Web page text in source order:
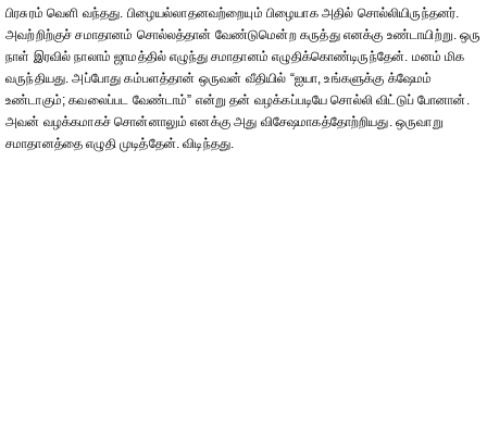
பிரசுரம் வெளி வந்தது. பிழையல்லாதனவற்றையும் பிழையாக அதில் சொல்லியிருந்தனர்.
அவற்றிற்குச் சமாதானம் சொல்லத்தான் வேண்டுமென்ற கருத்து எனக்கு உண்டாயிற்று. ஒரு
நாள் இரவில் நாலாம் ஜாமத்தில் எழுந்து சமாதானம் எழுதிக்கொண்டிருந்தேன். மனம் மிக
வருந்தியது. அப்போது கம்பளத்தான் ஒருவன் வீதியில் “ஐயா, உங்களுக்கு க்ஷேமம்
உண்டாகும்; கவலைப்பட வேண்டாம்” என்று தன் வழக்கப்படியே சொல்லி விட்டுப் போனான்.
அவன் வழக்கமாகச் சொன்னாலும் எனக்கு அது விசேஷமாகத்தோற்றியது. ஒருவாறு
சமாதானத்தை எழுதி முடித்தேன். விடிந்தது.